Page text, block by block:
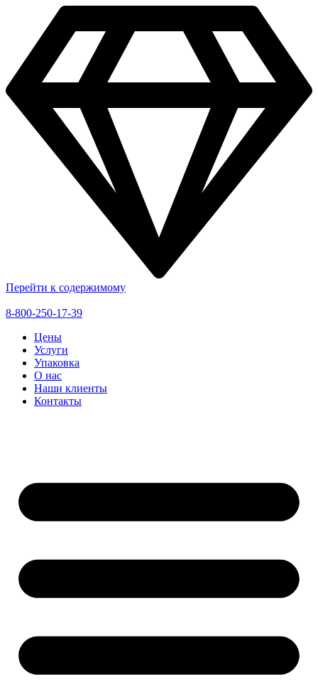
Перейти к содержимому
8-800-250-17-39
Цены
Услуги
Упаковка
О нас
Наши клиенты
Контакты